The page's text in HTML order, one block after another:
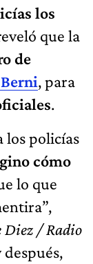
los
que la
de
, para
.
los policías
cómo
lo que
Diez / Radio